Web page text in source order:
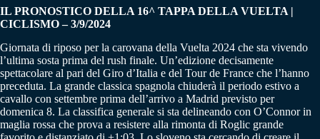
IL PRONOSTICO DELLA 16^ TAPPA DELLA VUELTA |
CICLISMO – 3/9/2024
Giornata di riposo per la carovana della Vuelta 2024 che sta vivendo
l’ultima sosta prima del rush finale. Un’edizione decisamente
spettacolare al pari del Giro d’Italia e del Tour de France che l’hanno
preceduta. La grande classica spagnola chiuderà il periodo estivo a
cavallo con settembre prima dell’arrivo a Madrid previsto per
domenica 8. La classifica generale si sta delineando con O’Connor in
maglia rossa che prova a resistere alla rimonta di Roglic grande